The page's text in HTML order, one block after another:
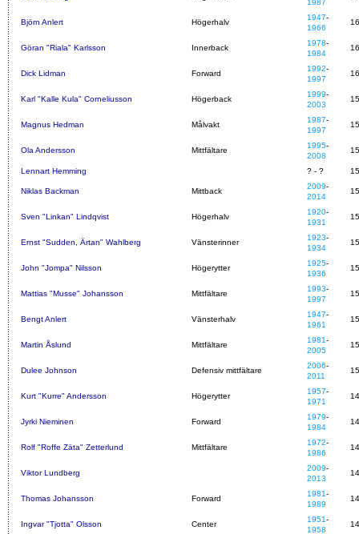
1987
Björn Anlert Högerhalv
1947-
1966
Göran "Riala" Karlsson Innerback
1978-
1984
Dick Lidman Forward
1992-
1997
Karl "Kalle Kula" Corneliusson Högerback
1999-
2003
Magnus Hedman Målvakt
1987-
1997
Ola Andersson Mittfältare
1995-
2008
Lennart Hemming ? - ?
Niklas Backman Mittback
2009-
2014
Sven "Linkan" Lindqvist Högerhalv
1920-
1931
Ernst "Sudden, Ärtan" Wahlberg Vänsterinner
1923-
1934
John "Jompa" Nilsson Högerytter
1925-
1936
Mattias "Musse" Johansson Mittfältare
1993-
1997
Bengt Anlert Vänsterhalv
1947-
1961
Martin Åslund Mittfältare
1981-
2005
Dulee Johnson Defensiv mittfältare
2006-
2011
Kurt "Kurre" Andersson Högerytter
1957-
1971
Jyrki Nieminen Forward
1979-
1984
Rolf "Roffe Zäta" Zetterlund Mittfältare
1972-
1986
Viktor Lundberg
2009-
2013
Thomas Johansson Forward
1981-
1989
Ingvar "Tjotta" Olsson Center
1951-
1958